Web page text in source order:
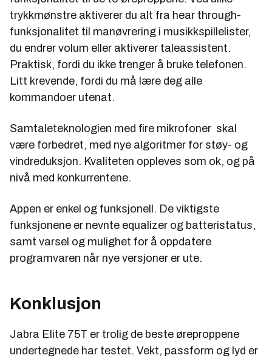
trykkmønstre aktiverer du alt fra hear through-
funksjonalitet til manøvrering i musikkspillelister,
du endrer volum eller aktiverer taleassistent.
Praktisk, fordi du ikke trenger å bruke telefonen.
Litt krevende, fordi du må lære deg alle
kommandoer utenat.
Samtaleteknologien med fire mikrofoner skal
være forbedret, med nye algoritmer for støy- og
vindreduksjon. Kvaliteten oppleves som ok, og på
nivå med konkurrentene.
Appen er enkel og funksjonell. De viktigste
funksjonene er nevnte equalizer og batteristatus,
samt varsel og mulighet for å oppdatere
programvaren når nye versjoner er ute.
Konklusjon
Jabra Elite 75T er trolig de beste øreproppene
undertegnede har testet. Vekt, passform og lyd er